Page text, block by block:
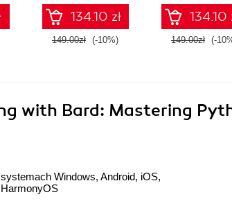
134.10 zł
149.00zł (-10%)
134.10
149.00zł (-
with Bard: Mastering
systemach Windows, Android, iOS,
HarmonyOS